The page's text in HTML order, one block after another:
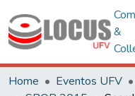
&
Home Eventos UFV